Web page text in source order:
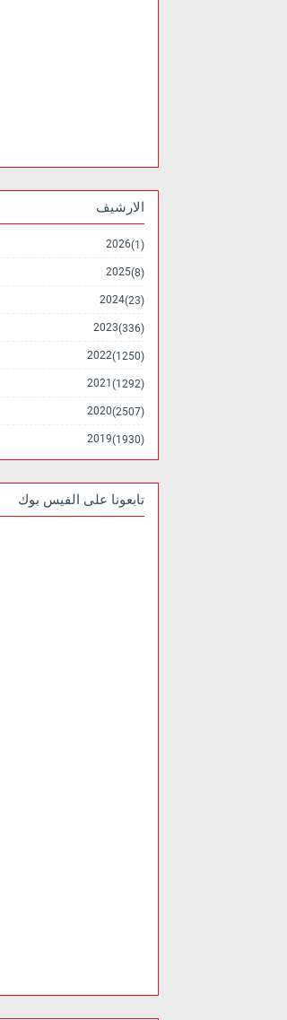
الارشيف
2026 (1)
2025 (8)
2024 (23)
2023 (336)
2022 (1250)
2021 (1292)
2020 (2507)
2019 (1930)
تابعونا على الفيس بوك